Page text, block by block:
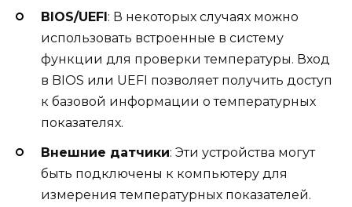
BIOS/UEFI: В некоторых случаях можно
использовать встроенные в систему
функции для проверки температуры. Вход
в BIOS или UEFI позволяет получить доступ
к базовой информации о температурных
показателях.
Внешние датчики: Эти устройства могут
быть подключены к компьютеру для
измерения температурных показателей.